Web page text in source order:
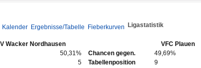
Kalender Ergebnisse/Tabelle Fieberkurven Ligastatistik
Wacker Nordhausen
VFC Plauen
50,31%
Chancen gegen.
49,69%
5
Tabellenposition
9